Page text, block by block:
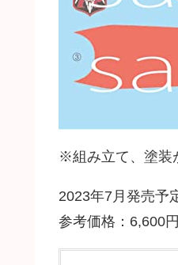
※組み立て、塗装
2023年7月発売予
参考価格：6,600